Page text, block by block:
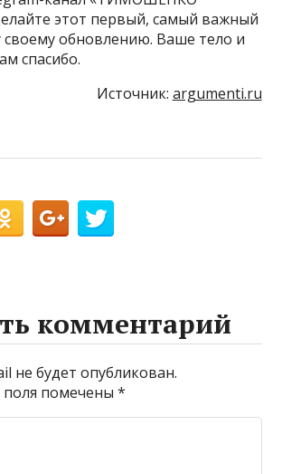
этот первый, самый важный
своему обновлению. Ваше тело и
спасибо.
Источник: argumenti.ru
комментарий
не будет опубликован.
поля помечены*